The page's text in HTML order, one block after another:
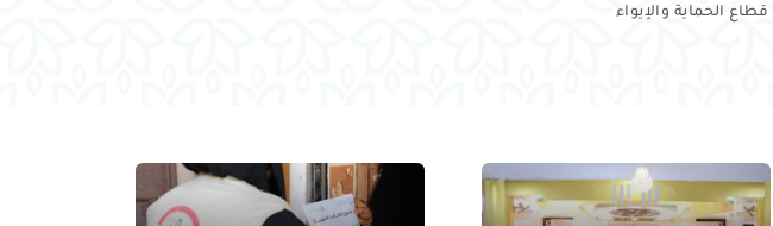
قطاع الحماية والإيواء